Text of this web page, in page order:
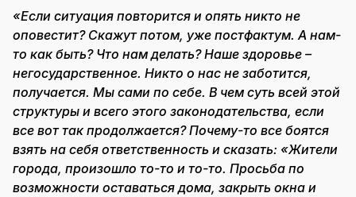
«Если ситуация повторится и опять никто не
оповестит? Скажут потом, уже постфактум. А нам-
то как быть? Что нам делать? Наше здоровье –
негосударственное. Никто о нас не заботится,
получается. Мы сами по себе. В чем суть всей этой
структуры и всего этого законодательства, если
все вот так продолжается? Почему-то все боятся
взять на себя ответственность и сказать: «Жители
города, произошло то-то и то-то. Просьба по
возможности оставаться дома, закрыть окна и